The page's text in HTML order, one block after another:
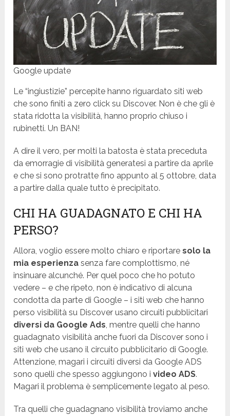
Google update
Le “ingiustizie” percepite hanno riguardato siti web
che sono finiti a zero click su Discover. Non è che gli è
stata ridotta la visibilità, hanno proprio chiuso i
rubinetti. Un BAN!
A dire il vero, per molti la batosta è stata preceduta
da emorragie di visibilità generatesi a partire da aprile
e che si sono protratte fino appunto al 5 ottobre, data
a partire dalla quale tutto è precipitato.
CHI HA GUADAGNATO E CHI HA
PERSO?
Allora, voglio essere molto chiaro e riportaresolo la
mia esperienza senza fare complottismo, né
insinuare alcunché. Per quel poco che ho potuto
vedere – e che ripeto, non è indicativo di alcuna
condotta da parte di Google – i siti web che hanno
perso visibilità su Discover usano circuiti pubblicitari
diversi da Google Ads, mentre quelli che hanno
guadagnato visibilità anche fuori da Discover sono i
siti web che usano il circuito pubblicitario di Google.
Attenzione, magari i circuiti diversi da Google ADS
sono quelli che spesso aggiungono ivideo ADS.
Magari il problema è semplicemente legato al peso.
Tra quelli che guadagnano visibilità troviamo anche